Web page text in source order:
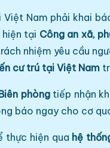
Nam phải khai
tại Công an xã,
nhiệm yêu cầu
cư trú tại Việt Nam
phòngtiếp nhận
báo ngay cho cơ
thực hiện qua hệ